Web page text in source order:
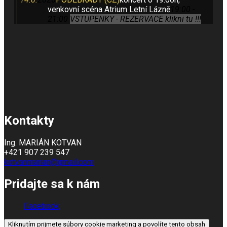
Zobraziť predvoľby
venkovní scéna Atrium Letní Lázně
VSTUPENKY - REZERVACE klikni tu !!!
Kontakty
Ing. MARIÁN KOTVAN
+421 907 239 547
kotvanmarian@gmail.com
Pridajte sa k nám
Facebook
Kliknutím prijmete súbory cookie marketing a povolíte tento obsah